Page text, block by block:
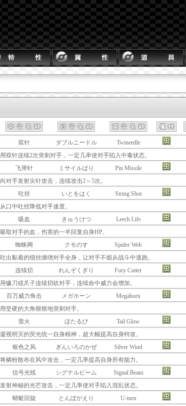
双针 ダブルニードル Twineedle
用双针连续2次突刺对手，一定几率使对手陷入中毒状态。
飞弹针
ミサイルばり Pin Missile
向对手发射尖针攻击，连续攻击2～5次。
吐丝
いとをはく String Shot
从口中吐丝降低对手速度。
吸血
きゅうけつ Leech Life
吸取对手的血，伤害的一半回复自身HP。
蜘蛛网
クモのす Spider Web
吐出黏着的细丝缠绕对手全身，让对手不能从战斗中逃跑。
连续切
れんぞくぎり Fury Cutter
用镰刀或爪子连续切砍对手，连续命中威力会增加。
百万威力角击
メガホーン Megahorn
用坚硬的大角狠狠地突刺对手。
萤火
ほたるび Tail Glow
凝视明灭的荧光统一自身精神，超大幅提高自身特攻。
银色之风
ぎんいろのかぜ Silver Wind
将鳞粉散布在风中攻击，一定几率提高自身所有能力。
信号光线
シグナルビーム Signal Beam
发射神秘的光芒攻击，一定几率使对手陷入混乱状态。
蜻蜓回旋
とんぼがえり U-turn